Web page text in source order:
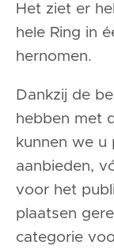
Het ziet er
hele Ring in
hernomen.
Dankzij de
hebben met
kunnen we u
aanbieden,
voor het
plaatsen
categorie